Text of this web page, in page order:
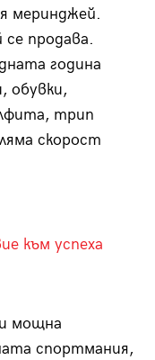
меринджей.
продава.
година
обувки,
трип
скорост
към успеха
мощна
спортмания,